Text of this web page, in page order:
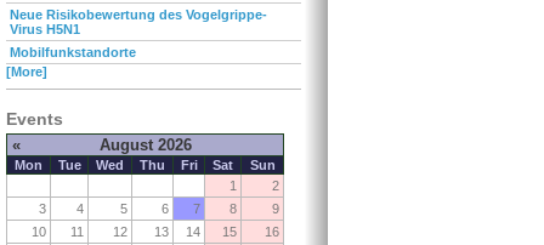
Neue Risikobewertung des Vogelgrippe-
Virus H5N1
Mobilfunkstandorte
[More]
Events
« August 2026
Mon Tue Wed Thu Fri Sat
Sun
1
2
3
4 5 6 7 8
9
10
11 12 13 14 15
16